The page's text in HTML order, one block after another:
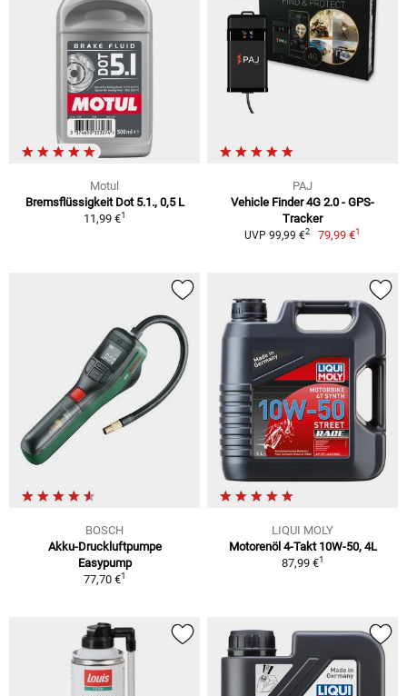
Motul
Bremsflüssigkeit Dot 5.1., 0,5 L
11,99 €1
PAJ
Vehicle Finder 4G 2.0 - GPS-
Tracker
UVP 99,99 €2 79,99 €1
BOSCH
Akku-Druckluftpumpe
Easypump
77,70 €1
LIQUI MOLY
Motorenöl 4-Takt 10W-50, 4L
87,99 €1